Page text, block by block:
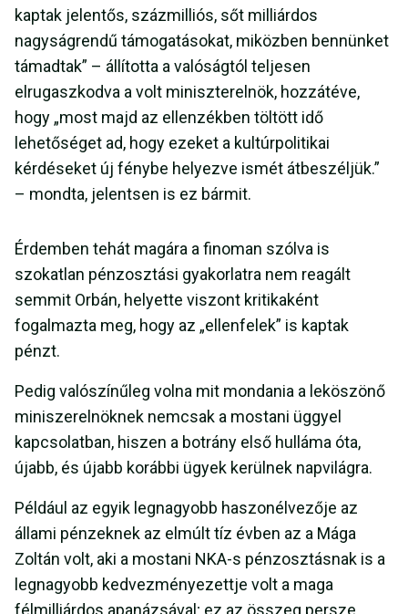
kaptak jelentős, százmilliós, sőt milliárdos
nagyságrendű támogatásokat, miközben bennünket
támadtak” – állította a valóságtól teljesen
elrugaszkodva a volt miniszterelnök, hozzátéve,
hogy „most majd az ellenzékben töltött idő
lehetőséget ad, hogy ezeket a kultúrpolitikai
kérdéseket új fénybe helyezve ismét átbeszéljük.”
– mondta, jelentsen is ez bármit.
Érdemben tehát magára a finoman szólva is
szokatlan pénzosztási gyakorlatra nem reagált
semmit Orbán, helyette viszont kritikaként
fogalmazta meg, hogy az „ellenfelek” is kaptak
pénzt.
Pedig valószínűleg volna mit mondania a leköszönő
miniszerelnöknek nemcsak a mostani üggyel
kapcsolatban, hiszen a botrány első hulláma óta,
újabb, és újabb korábbi ügyek kerülnek napvilágra.
Például az egyik legnagyobb haszonélvezője az
állami pénzeknek az elmúlt tíz évben az a Mága
Zoltán volt, aki a mostani NKA-s pénzosztásnak is a
legnagyobb kedvezményezettje volt a maga
félmilliárdos apanázsával; ez az összeg persze